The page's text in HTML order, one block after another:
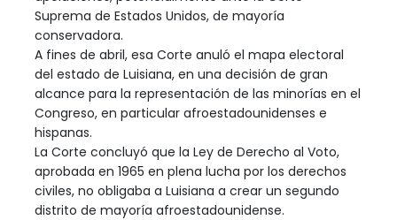
Suprema de Estados Unidos, de mayoría
conservadora.
A fines de abril, esa Corte anuló el mapa electoral
del estado de Luisiana, en una decisión de gran
alcance para la representación de las minorías en el
Congreso, en particular afroestadounidenses e
hispanas.
La Corte concluyó que la Ley de Derecho al Voto,
aprobada en 1965 en plena lucha por los derechos
civiles, no obligaba a Luisiana a crear un segundo
distrito de mayoría afroestadounidense.